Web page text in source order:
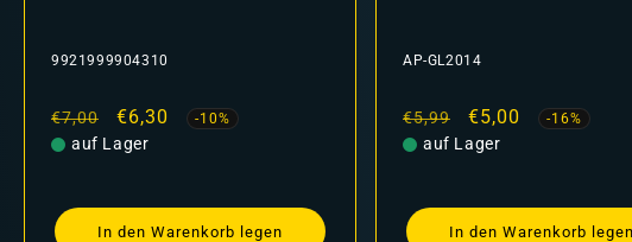
9921999904310
Normaler
Preis
€7,00 Verkaufspreis
€6,30 -10%
auf Lager
In den Warenkorb legen
AP-GL2014
Normaler
Preis
€5,99 Verkaufspreis
€5,00 -16%
auf Lager
In den Warenkorb legen